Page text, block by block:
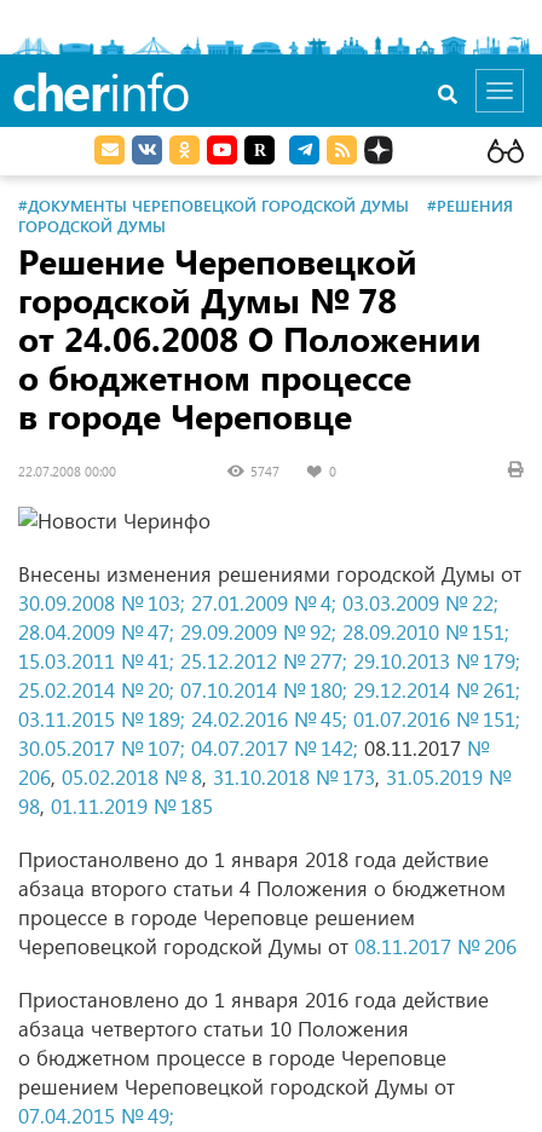
cherinfo
#ДОКУМЕНТЫ ЧЕРЕПОВЕЦКОЙ ГОРОДСКОЙ ДУМЫ
#РЕШЕНИЯ
ГОРОДСКОЙ ДУМЫ
Решение Череповецкой
городской Думы № 78
от 24.06.2008 О Положении
о бюджетном процессе
в городе Череповце
22.07.2008 00:00 5747 0
Внесены изменения решениями городской Думы от
30.09.2008 № 103; 27.01.2009 № 4; 03.03.2009 № 22;
28.04.2009 № 47; 29.09.2009 № 92; 28.09.2010 № 151;
15.03.2011 № 41; 25.12.2012 № 277; 29.10.2013 № 179;
25.02.2014 № 20; 07.10.2014 № 180; 29.12.2014 № 261;
03.11.2015 № 189; 24.02.2016 № 45; 01.07.2016 № 151;
30.05.2017 № 107; 04.07.2017 № 142; 08.11.2017 №
206, 05.02.2018 № 8, 31.10.2018 № 173, 31.05.2019 №
98, 01.11.2019 № 185
Приостанолвено до 1 января 2018 года действие
абзаца второго статьи 4 Положения о бюджетном
процессе в городе Череповце решением
Череповецкой городской Думы от 08.11.2017 № 206
Приостановлено до 1 января 2016 года действие
абзаца четвертого статьи 10 Положения
о бюджетном процессе в городе Череповце
решением Череповецкой городской Думы от
07.04.2015 № 49;